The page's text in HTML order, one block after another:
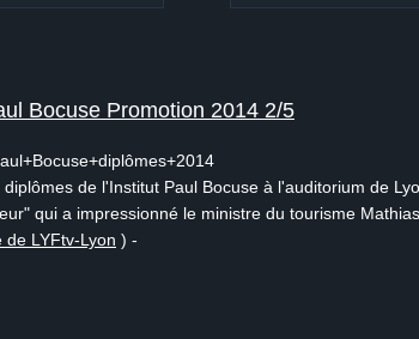
Bocuse Promotion 2014 2/5
diplômes de l'Institut Paul Bocuse à l'auditorium de
qui a impressionné le ministre du tourisme
de LYFtv-Lyon ) -